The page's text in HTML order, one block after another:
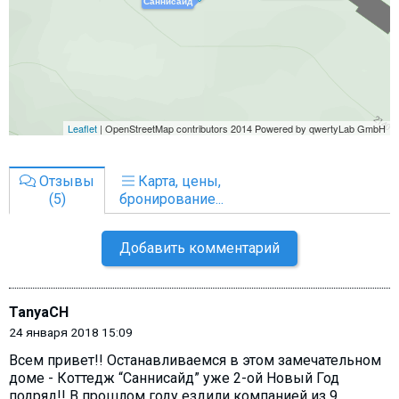
Отзывы
(5)
Карта, цены,
бронирование...
Добавить комментарий
TanyaCH
24 января 2018 15:09
Всем привет!! Останавливаемся в этом замечательном
доме - Коттедж “Саннисайд” уже 2-ой Новый Год